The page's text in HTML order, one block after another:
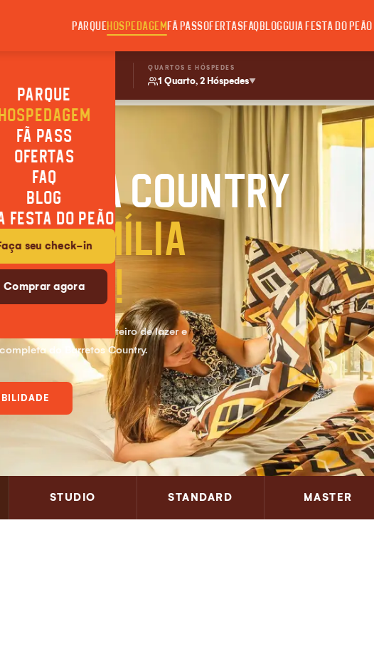
PARQUEHOSPEDAGEMFÃ PASSOFERTASFAQBLOGGUIA FESTA DO PEÃO
PARQUE
FÃ PASS
OFERTAS
FAQ
BLOG
FESTA DO PEÃO
seu check-in
Comprar agora
QUARTOS E HÓSPEDES
1 Quarto, 2 Hóspedes▼
country
família
viver!
aproveite o dia inteiro de lazer e
do Barretos Country.
STUDIO STANDARD MASTER